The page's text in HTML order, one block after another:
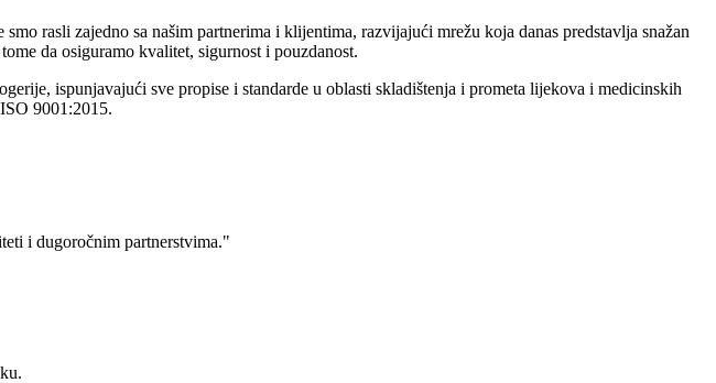
rasli zajedno sa našim partnerima i klijentima, razvijajući mrežu koja danas predstavlja snažan
da osiguramo kvalitet, sigurnost i pouzdanost.
ispunjavajući sve propise i standarde u oblasti skladištenja i prometa lijekova i medicinskih
9001:2015.
i dugoročnim partnerstvima."